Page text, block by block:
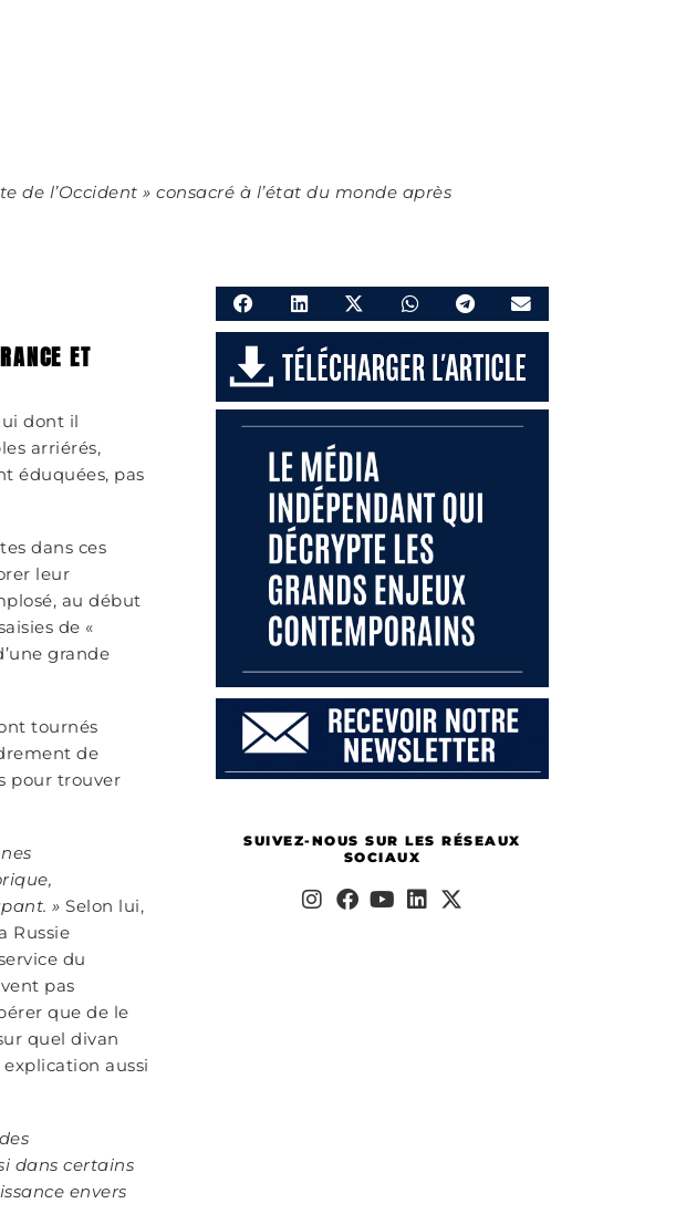
de l’Occident » consacré à l’état du monde après
ET
dont il
arriérés,
éduquées, pas
dans ces
leur
au début
de «
grande
tournés
de
pour trouver
» Selon lui,
Russie
du
pas
que de le
quel divan
aussi
dans certains
envers
SUIVEZ-NOUS SUR LES RÉSEAUX
SOCIAUX